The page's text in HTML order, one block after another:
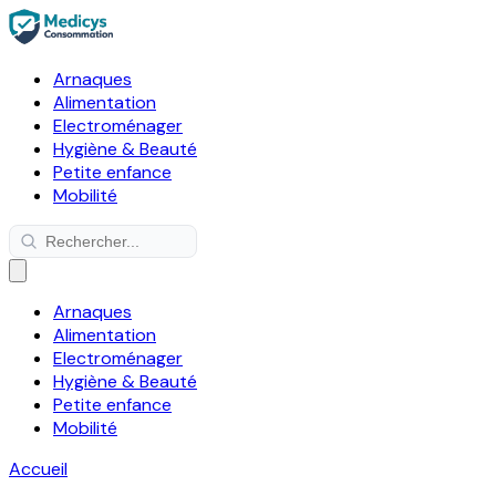
Arnaques
Alimentation
Electroménager
Hygiène & Beauté
Petite enfance
Mobilité
Arnaques
Alimentation
Electroménager
Hygiène & Beauté
Petite enfance
Mobilité
Accueil